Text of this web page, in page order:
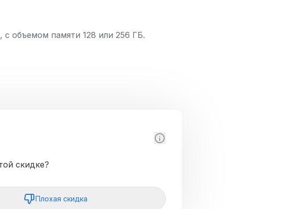
объемом памяти 128 или 256 ГБ.
скидке?
Плохая скидка